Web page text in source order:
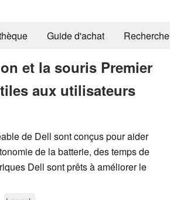
Guide d'achat Recherche
et la souris Premier
aux utilisateurs
de Dell sont conçus pour aider
de la batterie, des temps de
Dell sont prêts à améliorer le